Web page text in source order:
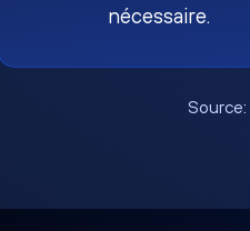
nécessaire.
Source: